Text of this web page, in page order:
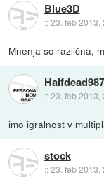
Blue3D
::23. feb 2013,
Mnenja so različna,
Halfdead987
::23. feb 2013,
imo igralnost v
stock
::23. feb 2013,